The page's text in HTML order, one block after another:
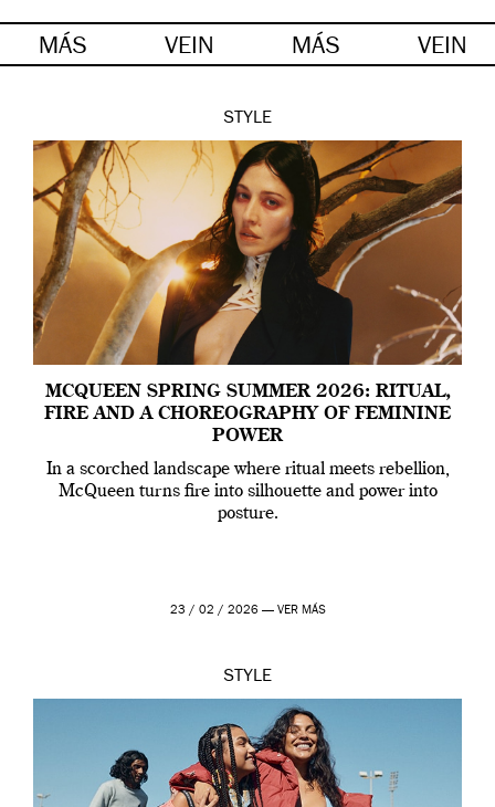
MÁS VEIN MÁS VEIN
STYLE
MCQUEEN SPRING SUMMER 2026: RITUAL,
FIRE AND A CHOREOGRAPHY OF FEMININE
POWER
In a scorched landscape where ritual meets rebellion,
McQueen turns fire into silhouette and power into
posture.
23 / 02 / 2026 — VER MÁS
STYLE